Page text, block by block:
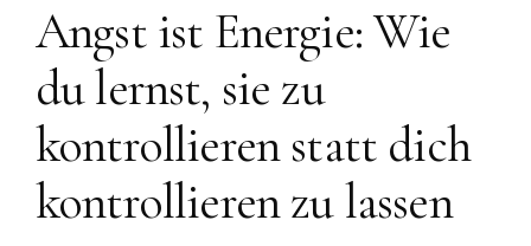
Angst ist Energie: Wie
du lernst, sie zu
kontrollieren statt dich
kontrollieren zu lassen